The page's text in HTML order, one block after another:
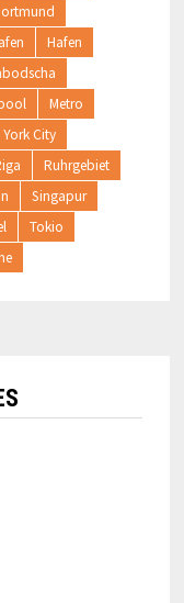
Hafen
Metro
City
Ruhrgebiet
Singapur
Tokio